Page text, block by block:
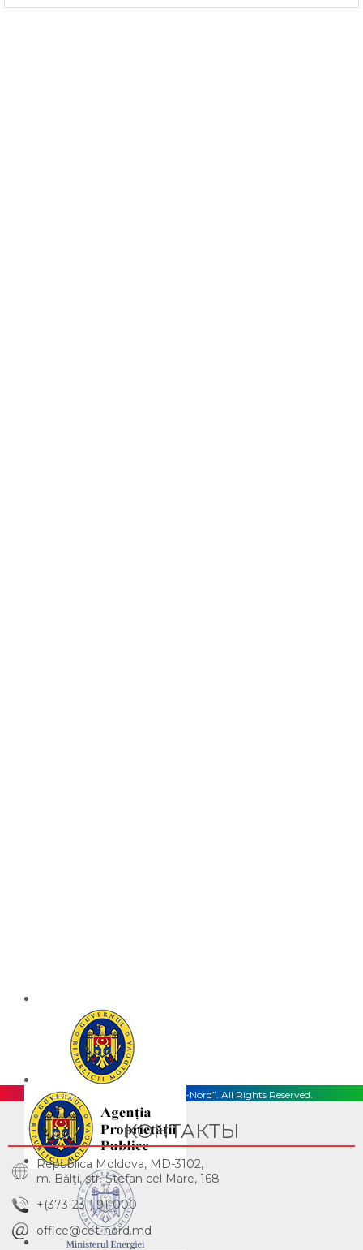
Copyright © 2026, S.A. „CET-Nord”. All Rights Reserved.
КОНТАКТЫ
Republica Moldova, MD-3102,
m. Bălţi, str. Ştefan cel Mare, 168
+(373-231) 91-000
office@cet-nord.md